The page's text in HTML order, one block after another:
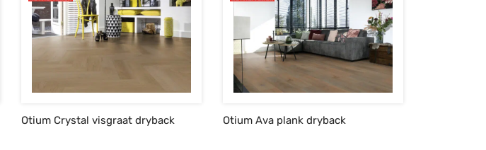
Otium Crystal visgraat dryback Otium Ava plank dryback